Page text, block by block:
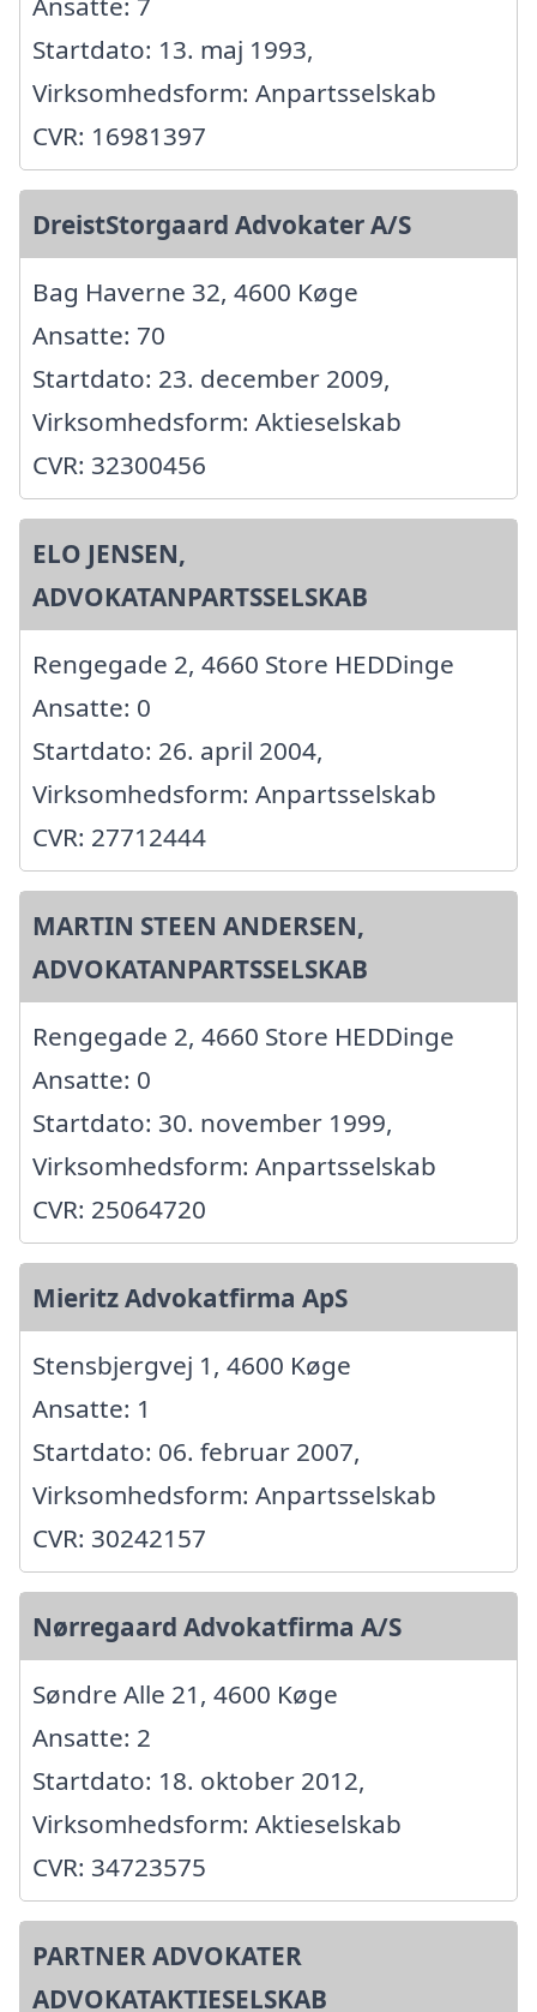
Startdato: 13. maj 1993,
Virksomhedsform: Anpartsselskab
CVR: 16981397
DreistStorgaard Advokater A/S
Bag Haverne 32, 4600 Køge
Ansatte: 70
Startdato: 23. december 2009,
Virksomhedsform: Aktieselskab
CVR: 32300456
ELO JENSEN,
ADVOKATANPARTSSELSKAB
Rengegade 2, 4660 Store HEDDinge
Ansatte: 0
Startdato: 26. april 2004,
Virksomhedsform: Anpartsselskab
CVR: 27712444
MARTIN STEEN ANDERSEN,
ADVOKATANPARTSSELSKAB
Rengegade 2, 4660 Store HEDDinge
Ansatte: 0
Startdato: 30. november 1999,
Virksomhedsform: Anpartsselskab
CVR: 25064720
Mieritz Advokatfirma ApS
Stensbjergvej 1, 4600 Køge
Ansatte: 1
Startdato: 06. februar 2007,
Virksomhedsform: Anpartsselskab
CVR: 30242157
Nørregaard Advokatfirma A/S
Søndre Alle 21, 4600 Køge
Ansatte: 2
Startdato: 18. oktober 2012,
Virksomhedsform: Aktieselskab
CVR: 34723575
PARTNER ADVOKATER
ADVOKATAKTIESELSKAB